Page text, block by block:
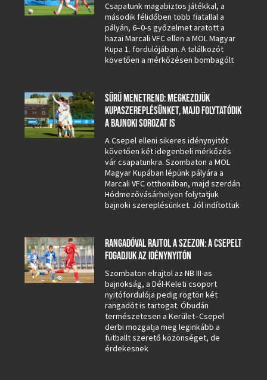
Csapatunk magabiztos játékkal, a
második félidőben több fiatallal a
pályán, 6–0-s győzelmet aratott a
hazai Marcali VFC ellen a MOL Magyar
Kupa 1. fordulójában. A találkozót
követően a mérkőzésen bombagólt
SŰRŰ MENETREND: MEGKEZDJÜK
KUPASZEREPLÉSÜNKET, MAJD FOLYTATÓDIK
A BAJNOKI SOROZAT IS
A Csepel elleni sikeres idénynyitót
követően két idegenbeli mérkőzés
vár csapatunkra. Szombaton a MOL
Magyar Kupában lépünk pályára a
Marcali VFC otthonában, majd szerdán
Hódmezővásárhelyen folytatjuk
bajnoki szereplésünket. Jól indítottuk
RANGADÓVAL RAJTOL A SZEZON: A CSEPELT
FOGADJUK AZ IDÉNYNYITÓN
Szombaton elrajtol az NB III-as
bajnokság, a Dél-Keleti csoport
nyitófordulója pedig rögtön két
rangadót is tartogat. Óbudán
természetesen a Kerület–Csepel
derbi mozgatja meg leginkább a
futballt szerető közönséget, de
érdekesnek